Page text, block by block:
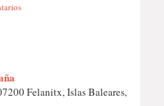
Felanitx, Islas Baleares,